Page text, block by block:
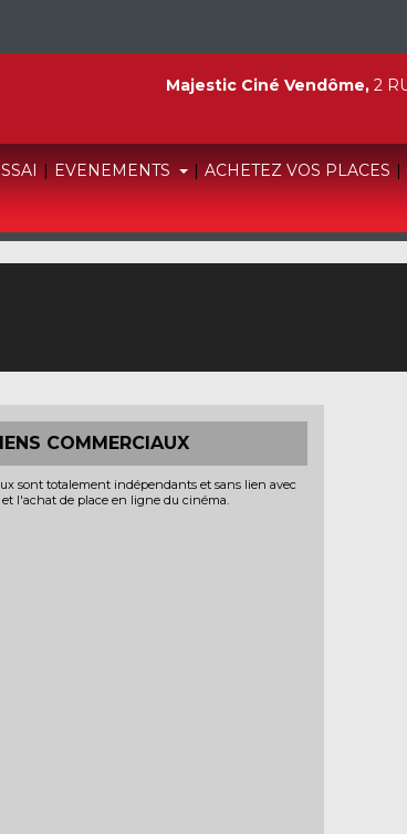
| EVENEMENTS | ACHETEZ VOS PLACES |
Majestic Ciné Vendôme, 2
COMMERCIAUX
sont totalement indépendants et sans lien avec
et l'achat de place en ligne du cinéma.